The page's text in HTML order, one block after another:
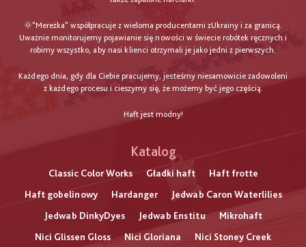
🌞"Mereżka" współpracuje z wieloma producentami zUkrainy i za granicą.
Uważnie monitorujemy pojawianie się nowości w świecie robótek ręcznych i
robimy wszystko, aby nasi klienci otrzymali je jako jedni z pierwszych.
Każdego dnia, gdy dla Ciebie pracujemy, jesteśmy niesamowicie zadowoleni
z każdego procesu i cieszymy się, że możemy być jego częścią.
Haft jest modny!
Katalog
Classic Color Works Gładki haft
Haft frotte
Haft gobelinowy
Hardanger
Jedwab Caron Waterlilies
Jedwab DinkyDyes
Jedwab Enstitu
Mikrohaft
Nici Glissen Gloss
Nici Gloriana
Nici Stoney Creek